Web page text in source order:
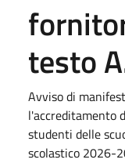
testo
Avviso di
l'accreditamento
studenti delle
scolastico 2026-